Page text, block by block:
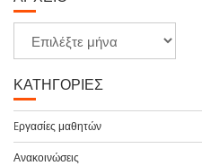
χ
ε
ί
ο
ΚΑΤΗΓΟΡΊΕΣ
Eργασίες μαθητών
Ανακοινώσεις